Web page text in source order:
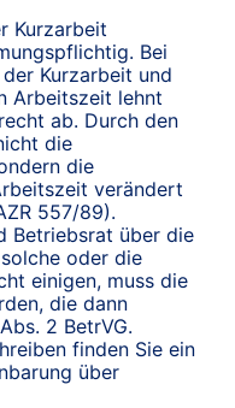
Kurzarbeit
Bei
Kurzarbeit und
Arbeitszeit lehnt
ab. Durch den
die
die
verändert
557/89).
Betriebsrat über die
oder die
einigen, muss die
die dann
2 BetrVG.
finden Sie ein
über